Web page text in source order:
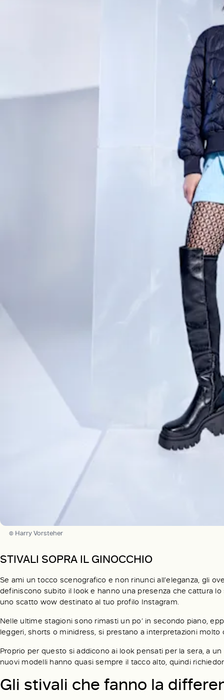
© Harry Vorsteher
STIVALI SOPRA IL GINOCCHIO
Se ami un tocco scenografico e non rinunci all’eleganza, gli
definiscono subito il look e hanno una presenza che cattura
uno scatto wow destinato al tuo profilo Instagram.
Nelle ultime stagioni sono rimasti un po’ in secondo piano,
leggeri, shorts o minidress, si prestano a interpretazioni molto
Proprio per questo si addicono ai look pensati per la sera, a
nuovi modelli hanno quasi sempre il tacco alto, quindi
Gli stivali che fanno la